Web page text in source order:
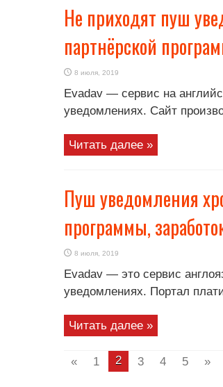
Не приходят пуш
партнёрской
8 июля, 2019
Evadav — сервис на
уведомлениях. Сайт
Читать далее »
Пуш уведомления
программы,
8 июля, 2019
Evadav — это сервис
уведомлениях. Портал
Читать далее »
« 1 2 3 4 5 »